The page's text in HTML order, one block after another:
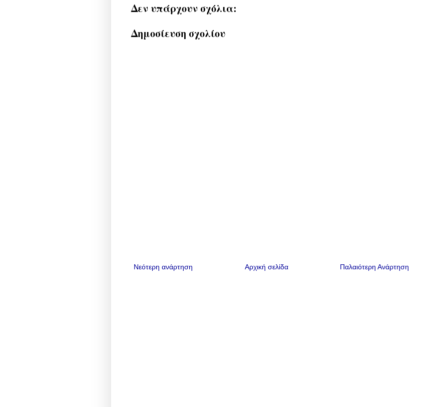
Δεν υπάρχουν σχόλια:
Δημοσίευση σχολίου
Νεότερη ανάρτηση Παλαιότερη Ανάρτηση
Αρχική σελίδα